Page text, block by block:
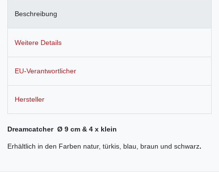
Beschreibung
Weitere Details
EU-Verantwortlicher
Hersteller
Dreamcatcher Ø 9 cm & 4 x klein
Erhältlich in den Farben natur, türkis, blau, braun und schwarz.